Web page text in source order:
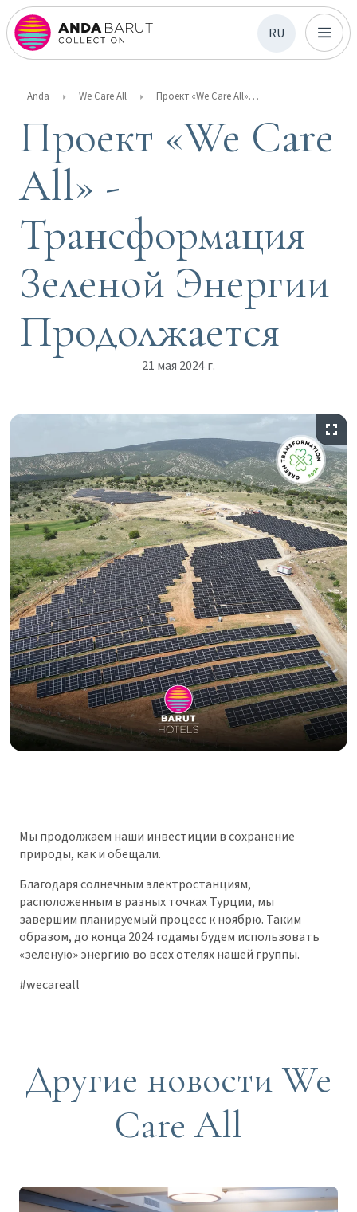
RU
Anda We Care All Проект «We Care All» - Трансформация Зеленой Энергии Продолжается
Проект «We Care
All» -
Трансформация
Зеленой Энергии
Продолжается
21 мая 2024 г.
Мы продолжаем наши инвестиции в сохранение
природы, как и обещали.
Благодаря солнечным электростанциям,
расположенным в разных точках Турции, мы
завершим планируемый процесс к ноябрю. Таким
образом, до конца 2024 годамы будем использовать
«зеленую» энергию во всех отелях нашей группы.
#wecareall
Другие новости We
Care All